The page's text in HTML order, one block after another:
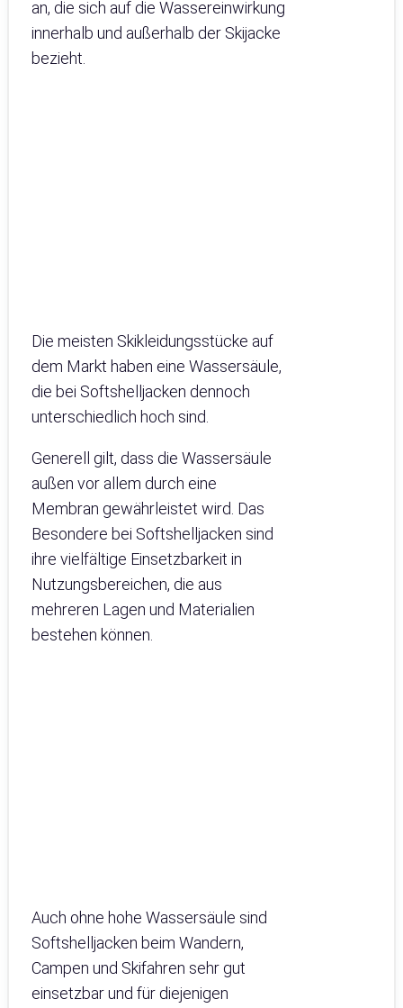
an, die sich auf die Wassereinwirkung
innerhalb und außerhalb der Skijacke
bezieht.
Die meisten Skikleidungsstücke auf
dem Markt haben eine Wassersäule,
die bei Softshelljacken dennoch
unterschiedlich hoch sind.
Generell gilt, dass die Wassersäule
außen vor allem durch eine
Membran gewährleistet wird. Das
Besondere bei Softshelljacken sind
ihre vielfältige Einsetzbarkeit in
Nutzungsbereichen, die aus
mehreren Lagen und Materialien
bestehen können.
Auch ohne hohe Wassersäule sind
Softshelljacken beim Wandern,
Campen und Skifahren sehr gut
einsetzbar und für diejenigen